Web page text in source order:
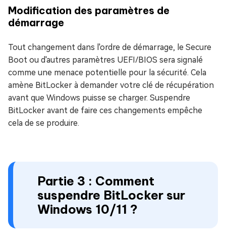
Modification des paramètres de
démarrage
Tout changement dans l'ordre de démarrage, le Secure
Boot ou d'autres paramètres UEFI/BIOS sera signalé
comme une menace potentielle pour la sécurité. Cela
amène BitLocker à demander votre clé de récupération
avant que Windows puisse se charger. Suspendre
BitLocker avant de faire ces changements empêche
cela de se produire.
Partie 3 : Comment
suspendre BitLocker sur
Windows 10/11 ?